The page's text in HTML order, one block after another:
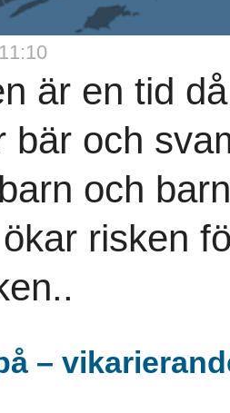
är en tid
bär och
och
risken
–